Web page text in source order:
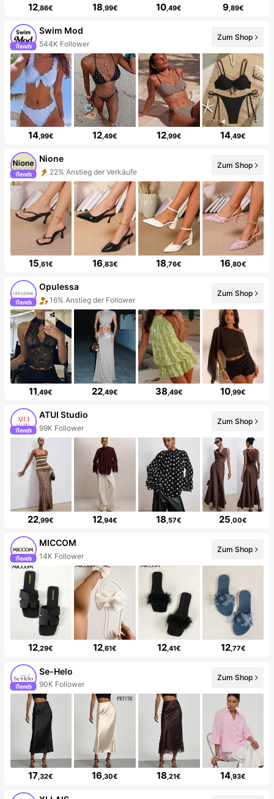
12,86€ 18,99€ 10,49€ 9,89€
Swim Mod
544K Follower
Zum Shop
14,99€ 12,49€ 12,99€ 14,49€
Nione
22% Anstieg der Verkäufe
Zum Shop
15,61€ 16,83€ 18,76€ 16,80€
Opulessa
16% Anstieg der Follower
Zum Shop
11,49€ 22,49€ 38,49€ 10,99€
ATUI Studio
99K Follower
Zum Shop
22,99€ 12,94€ 18,57€ 25,00€
MICCOM
14K Follower
Zum Shop
12,29€ 12,61€ 12,41€ 12,77€
Se-Helo
90K Follower
Zum Shop
17,32€ 16,30€ 18,21€ 14,93€